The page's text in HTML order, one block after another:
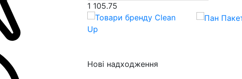
1 105.75
Нові надходження